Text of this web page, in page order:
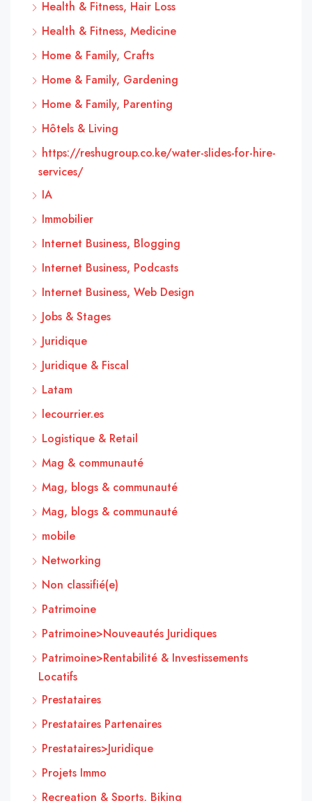
Health & Fitness, Hair Loss
Health & Fitness, Medicine
Home & Family, Crafts
Home & Family, Gardening
Home & Family, Parenting
Hôtels & Living
https://reshugroup.co.ke/water-slides-for-hire-
services/
IA
Immobilier
Internet Business, Blogging
Internet Business, Podcasts
Internet Business, Web Design
Jobs & Stages
Juridique
Juridique & Fiscal
Latam
lecourrier.es
Logistique & Retail
Mag & communauté
Mag, blogs & communauté
Mag, blogs & communauté
mobile
Networking
Non classifié(e)
Patrimoine
Patrimoine>Nouveautés Juridiques
Patrimoine>Rentabilité & Investissements
Locatifs
Prestataires
Prestataires Partenaires
Prestataires>Juridique
Projets Immo
Recreation & Sports, Biking